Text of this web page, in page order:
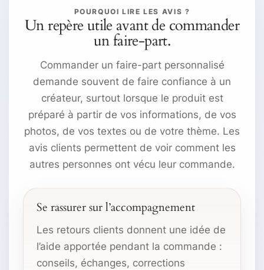
POURQUOI LIRE LES AVIS ?
Un repère utile avant de commander
un faire-part.
Commander un faire-part personnalisé
demande souvent de faire confiance à un
créateur, surtout lorsque le produit est
préparé à partir de vos informations, de vos
photos, de vos textes ou de votre thème. Les
avis clients permettent de voir comment les
autres personnes ont vécu leur commande.
Se rassurer sur l’accompagnement
Les retours clients donnent une idée de
l’aide apportée pendant la commande :
conseils, échanges, corrections